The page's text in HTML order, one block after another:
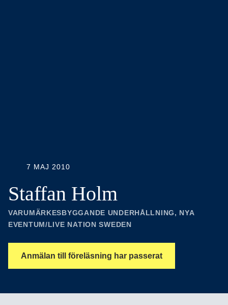
7 MAJ 2010
Staffan Holm
VARUMÄRKESBYGGANDE UNDERHÅLLNING, NYA
EVENTUM/LIVE NATION SWEDEN
Anmälan till föreläsning har passerat